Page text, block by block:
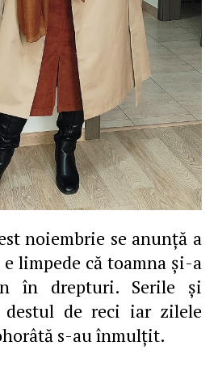
limpede că toamna şi-a
în drepturi. Serile şi
de reci iar zilele
s-au înmulţit.